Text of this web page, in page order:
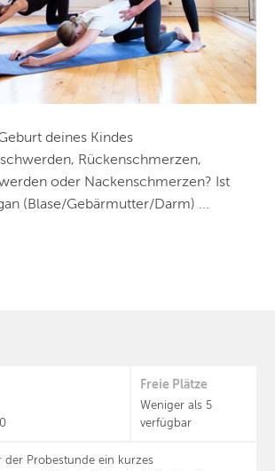
deines Kindes
Rückenschmerzen,
oder Nackenschmerzen? Ist
(Blase/Gebärmutter/Darm) ...
der Probestunde ein kurzes
Freie Plätze
Weniger als 5
verfügbar